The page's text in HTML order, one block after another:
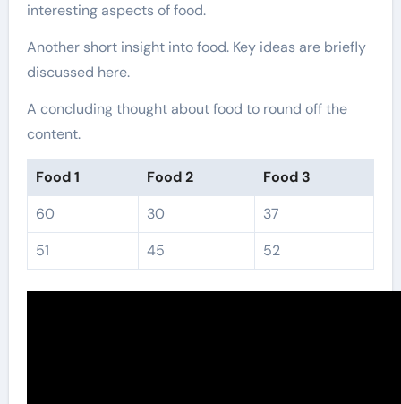
interesting aspects of food.
Another short insight into food. Key ideas are briefly
discussed here.
A concluding thought about food to round off the
content.
Food 1 Food 2
Food 3
60
30
37
51
45 52